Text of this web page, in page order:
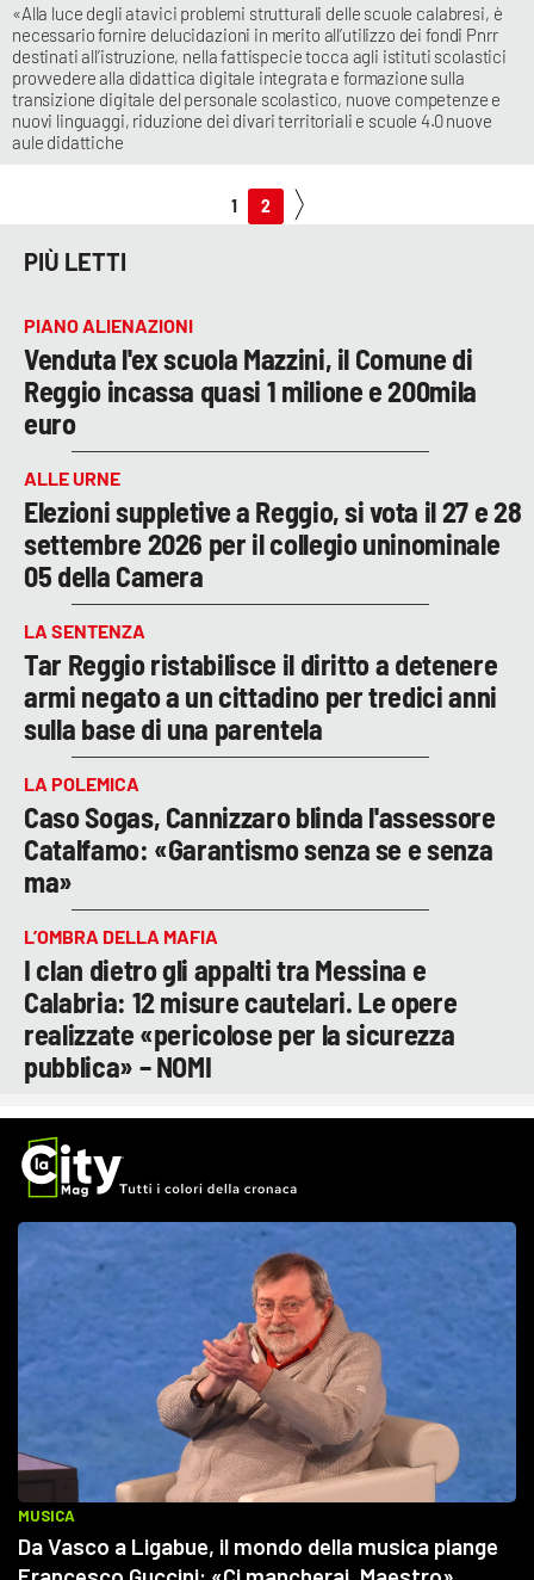
«Alla luce degli atavici problemi strutturali delle scuole calabresi, è
necessario fornire delucidazioni in merito all’utilizzo dei fondi Pnrr
destinati all’istruzione, nella fattispecie tocca agli istituti scolastici
provvedere alla didattica digitale integrata e formazione sulla
transizione digitale del personale scolastico, nuove competenze e
nuovi linguaggi, riduzione dei divari territoriali e scuole 4.0 nuove
aule didattiche
1 2
PIÙ LETTI
PIANO ALIENAZIONI
Venduta l'ex scuola Mazzini, il Comune di
Reggio incassa quasi 1 milione e 200mila
euro
ALLE URNE
Elezioni suppletive a Reggio, si vota il 27 e 28
settembre 2026 per il collegio uninominale
05 della Camera
LA SENTENZA
Tar Reggio ristabilisce il diritto a detenere
armi negato a un cittadino per tredici anni
sulla base di una parentela
LA POLEMICA
Caso Sogas, Cannizzaro blinda l'assessore
Catalfamo: «Garantismo senza se e senza
ma»
L’OMBRA DELLA MAFIA
I clan dietro gli appalti tra Messina e
Calabria: 12 misure cautelari. Le opere
realizzate «pericolose per la sicurezza
pubblica» – NOMI